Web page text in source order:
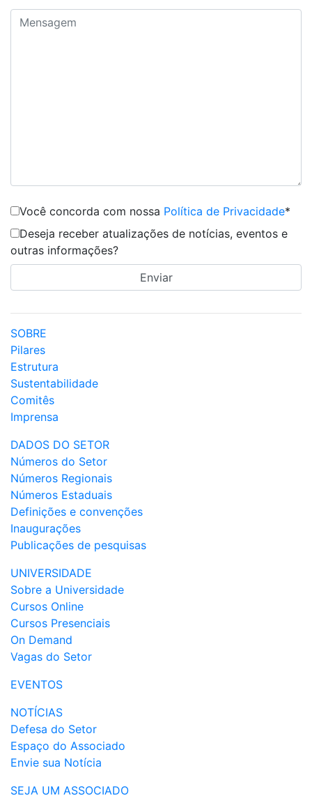
Você concorda com nossa Política de Privacidade*
Deseja receber atualizações de notícias, eventos e
outras informações?
SOBRE
Pilares
Estrutura
Sustentabilidade
Comitês
Imprensa
DADOS DO SETOR
Números do Setor
Números Regionais
Números Estaduais
Definições e convenções
Inaugurações
Publicações de pesquisas
UNIVERSIDADE
Sobre a Universidade
Cursos Online
Cursos Presenciais
On Demand
Vagas do Setor
EVENTOS
NOTÍCIAS
Defesa do Setor
Espaço do Associado
Envie sua Notícia
SEJA UM ASSOCIADO